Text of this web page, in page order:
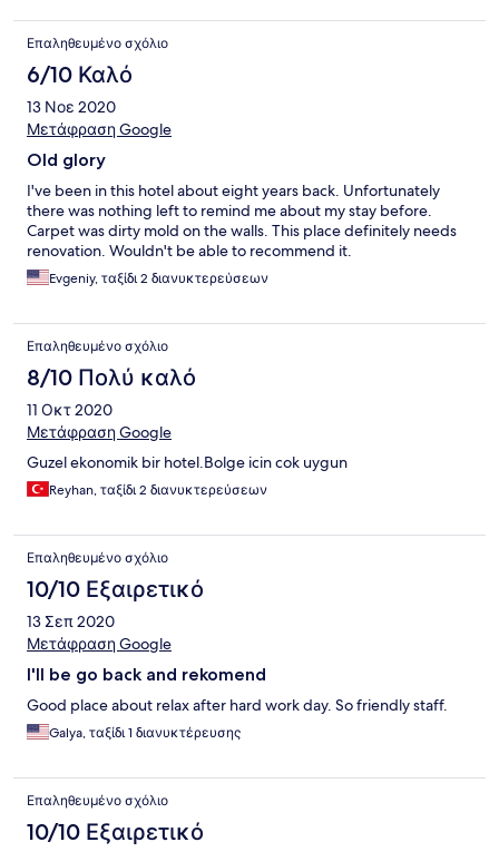
Επαληθευμένο σχόλιο
6/10 Καλό
13 Νοε 2020
Μετάφραση Google
Old glory
I've been in this hotel about eight years back. Unfortunately
there was nothing left to remind me about my stay before.
Carpet was dirty mold on the walls. This place definitely needs
renovation. Wouldn't be able to recommend it.
Evgeniy, ταξίδι 2 διανυκτερεύσεων
Επαληθευμένο σχόλιο
8/10 Πολύ καλό
11 Οκτ 2020
Μετάφραση Google
Guzel ekonomik bir hotel.Bolge icin cok uygun
Reyhan, ταξίδι 2 διανυκτερεύσεων
Επαληθευμένο σχόλιο
10/10 Εξαιρετικό
13 Σεπ 2020
Μετάφραση Google
I'll be go back and rekomend
Good place about relax after hard work day. So friendly staff.
Galya, ταξίδι 1 διανυκτέρευσης
Επαληθευμένο σχόλιο
10/10 Εξαιρετικό